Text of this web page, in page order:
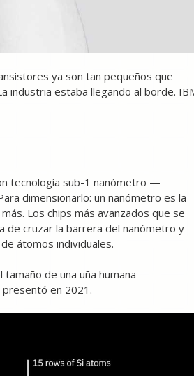
ya son tan pequeños que
industria estaba llegando al borde.
tecnología sub-1 nanómetro —
dimensionarlo: un nanómetro es la
Los chips más avanzados que se
de cruzar la barrera del nanómetro y
átomos individuales.
tamaño de una uña humana —
presentó en 2021.